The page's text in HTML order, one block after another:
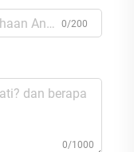
0/200
0/1000